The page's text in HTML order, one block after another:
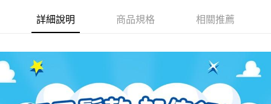
詳細說明 商品規格 相關推薦